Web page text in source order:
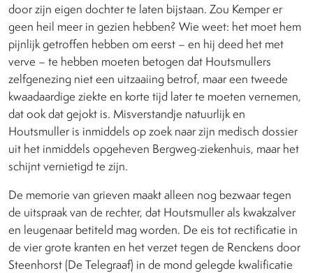
door zijn eigen dochter te laten bijstaan. Zou Kemper er
geen heil meer in gezien hebben? Wie weet: het moet hem
pijnlijk getroffen hebben om eerst – en hij deed het met
verve – te hebben moeten betogen dat Houtsmullers
zelfgenezing niet een uitzaaiing betrof, maar een tweede
kwaadaardige ziekte en korte tijd later te moeten vernemen,
dat ook dat gejokt is. Misverstandje natuurlijk en
Houtsmuller is inmiddels op zoek naar zijn medisch dossier
uit het inmiddels opgeheven Bergweg-ziekenhuis, maar het
schijnt vernietigd te zijn.
De memorie van grieven maakt alleen nog bezwaar tegen
de uitspraak van de rechter, dat Houtsmuller als kwakzalver
en leugenaar betiteld mag worden. De eis tot rectificatie in
de vier grote kranten en het verzet tegen de Renckens door
Steenhorst (De Telegraaf) in de mond gelegde kwalificatie